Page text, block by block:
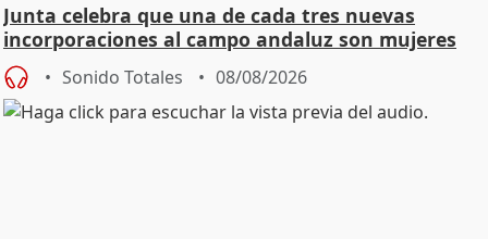
Junta celebra que una de cada tres nuevas
incorporaciones al campo andaluz son mujeres
jóvenes
Sonido Totales 08/08/2026